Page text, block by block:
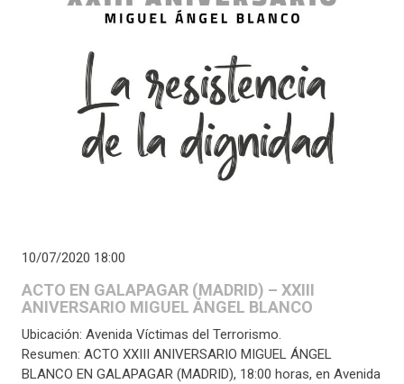
10/07/2020 18:00
ACTO EN GALAPAGAR (MADRID) – XXIII
ANIVERSARIO MIGUEL ÁNGEL BLANCO
Ubicación: Avenida Víctimas del Terrorismo.
Resumen: ACTO XXIII ANIVERSARIO MIGUEL ÁNGEL
BLANCO EN GALAPAGAR (MADRID), 18:00 horas, en Avenida